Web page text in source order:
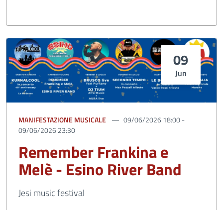
09
Jun
MANIFESTAZIONE MUSICALE
09/06/2026 18:00 -
09/06/2026 23:30
Remember Frankina e
Melè - Esino River Band
Jesi music festival